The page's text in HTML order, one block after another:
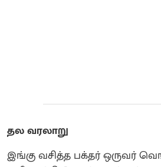
தல வரலாறு
இங்கு வசித்த பக்தர் ஒருவர்